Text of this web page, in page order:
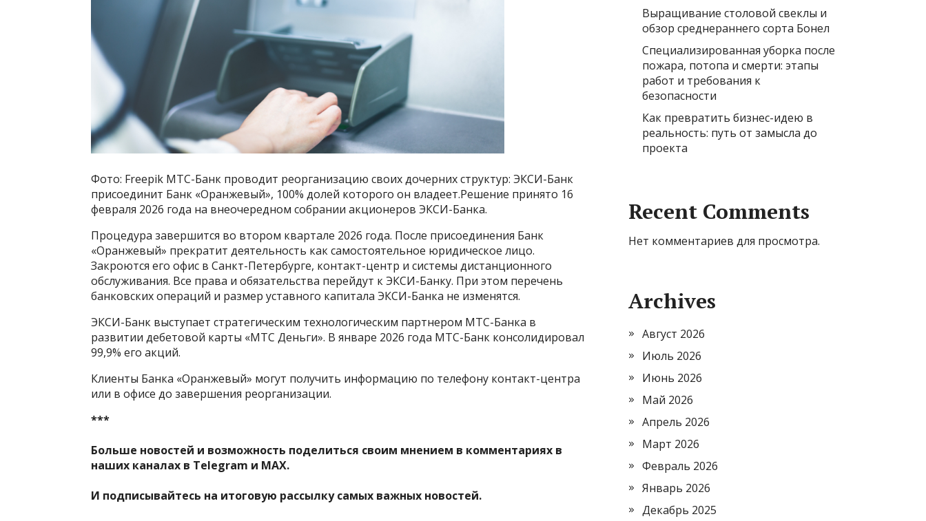
Фото: Freepik МТС-Банк проводит реорганизацию своих дочерних структур: ЭКСИ-Банк
присоединит Банк «Оранжевый», 100% долей которого он владеет.Решение принято 16
февраля 2026 года на внеочередном собрании акционеров ЭКСИ-Банка.
Процедура завершится во втором квартале 2026 года. После присоединения Банк
«Оранжевый» прекратит деятельность как самостоятельное юридическое лицо.
Закроются его офис в Санкт-Петербурге, контакт-центр и системы дистанционного
обслуживания. Все права и обязательства перейдут к ЭКСИ-Банку. При этом перечень
банковских операций и размер уставного капитала ЭКСИ-Банка не изменятся.
ЭКСИ-Банк выступает стратегическим технологическим партнером МТС-Банка в
развитии дебетовой карты «МТС Деньги». В январе 2026 года МТС-Банк консолидировал
99,9% его акций.
Клиенты Банка «Оранжевый» могут получить информацию по телефону контакт-центра
или в офисе до завершения реорганизации.
***
Больше новостей и возможность поделиться своим мнением в комментариях в
наших каналах в Telegram и MAX.
И подписывайтесь на итоговую рассылку самых важных новостей.
Выращивание столовой свеклы и
обзор среднераннего сорта Бонел
Специализированная уборка после
пожара, потопа и смерти: этапы
работ и требования к
безопасности
Как превратить бизнес-идею в
реальность: путь от замысла до
проекта
Recent Comments
Нет комментариев для просмотра.
Archives
Август 2026
Июль 2026
Июнь 2026
Май 2026
Апрель 2026
Март 2026
Февраль 2026
Январь 2026
Декабрь 2025